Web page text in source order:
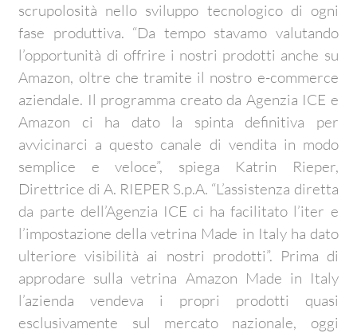
scrupolosità nello sviluppo tecnologico di ogni
fase produttiva. “Da tempo stavamo valutando
l’opportunità di offrire i nostri prodotti anche su
Amazon, oltre che tramite il nostro e-commerce
aziendale. Il programma creato da Agenzia ICE e
Amazon ci ha dato la spinta definitiva per
avvicinarci a questo canale di vendita in modo
semplice e veloce”, spiega Katrin Rieper,
Direttrice di A. RIEPER S.p.A. “L’assistenza diretta
da parte dell’Agenzia ICE ci ha facilitato l’iter e
l’impostazione della vetrina Made in Italy ha dato
ulteriore visibilità ai nostri prodotti”. Prima di
approdare sulla vetrina Amazon Made in Italy
l’azienda vendeva i propri prodotti quasi
esclusivamente sul mercato nazionale, oggi